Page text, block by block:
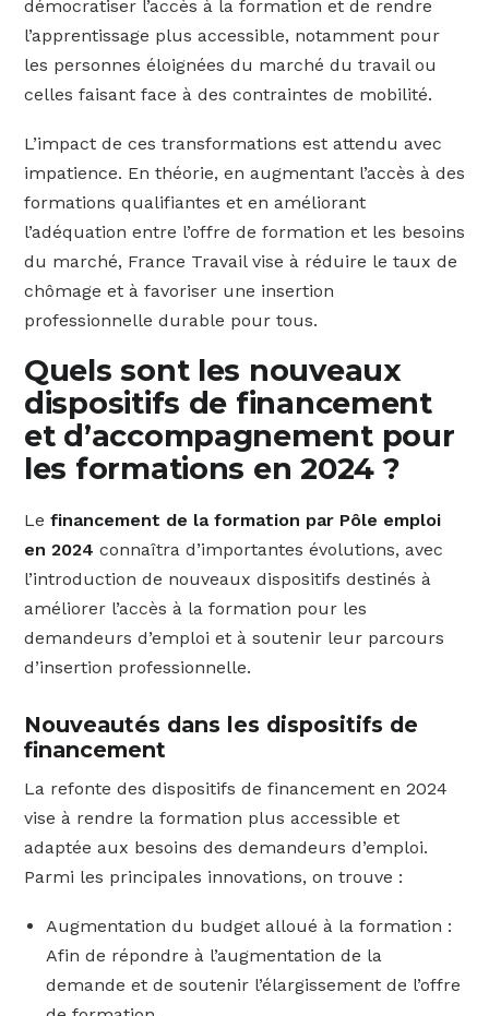
démocratiser l’accès à la formation et de rendre
l’apprentissage plus accessible, notamment pour
les personnes éloignées du marché du travail ou
celles faisant face à des contraintes de mobilité.
L’impact de ces transformations est attendu avec
impatience. En théorie, en augmentant l’accès à des
formations qualifiantes et en améliorant
l’adéquation entre l’offre de formation et les besoins
du marché, France Travail vise à réduire le taux de
chômage et à favoriser une insertion
professionnelle durable pour tous.
Quels sont les nouveaux
dispositifs de financement
et d’accompagnement pour
les formations en 2024 ?
Le financement de la formation par Pôle emploi
en 2024 connaîtra d’importantes évolutions, avec
l’introduction de nouveaux dispositifs destinés à
améliorer l’accès à la formation pour les
demandeurs d’emploi et à soutenir leur parcours
d’insertion professionnelle.
Nouveautés dans les dispositifs de
financement
La refonte des dispositifs de financement en 2024
vise à rendre la formation plus accessible et
adaptée aux besoins des demandeurs d’emploi.
Parmi les principales innovations, on trouve :
Augmentation du budget alloué à la formation :
Afin de répondre à l’augmentation de la
demande et de soutenir l’élargissement de l’offre